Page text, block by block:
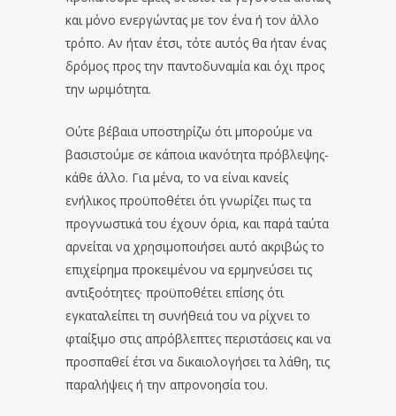
και μόνο ενεργώντας με τον ένα ή τον άλλο
τρόπο. Αν ήταν έτσι, τότε αυτός θα ήταν ένας
δρόμος προς την παντοδυναμία και όχι προς
την ωριμότητα.
Ούτε βέβαια υποστηρίζω ότι μπορούμε να
βασιστούμε σε κάποια ικανότητα πρόβλεψης-
κάθε άλλο. Για μένα, το να είναι κανείς
ενήλικος προϋποθέτει ότι γνωρίζει πως τα
προγνωστικά του έχουν όρια, και παρά ταύτα
αρνείται να χρησιμοποιήσει αυτό ακριβώς το
επιχείρημα προκειμένου να ερμηνεύσει τις
αντιξοότητες· προϋποθέτει επίσης ότι
εγκαταλείπει τη συνήθειά του να ρίχνει το
φταίξιμο στις απρόβλεπτες περιστάσεις και να
προσπαθεί έτσι να δικαιολογήσει τα λάθη, τις
παραλήψεις ή την απρονοησία του.